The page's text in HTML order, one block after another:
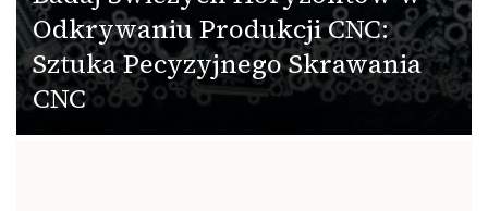
Odkrywaniu Produkcji CNC:
Sztuka Pecyzyjnego Skrawania
CNC